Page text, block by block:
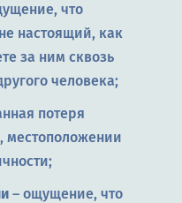
что
настоящий, как
за ним сквозь
человека;
потеря
местоположении
– ощущение, что